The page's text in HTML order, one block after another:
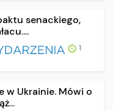
senackiego,
1
w Ukrainie. Mówi o